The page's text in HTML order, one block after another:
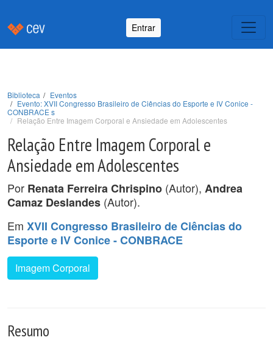
Entrar
Biblioteca
Eventos
Evento: XVII Congresso Brasileiro de Ciências do Esporte e IV Conice -
CONBRACE s
Relação Entre Imagem Corporal e Ansiedade em Adolescentes
Relação Entre Imagem Corporal e
Ansiedade em Adolescentes
Por Renata Ferreira Chrispino (Autor), Andrea
Camaz Deslandes (Autor).
Em XVII Congresso Brasileiro de Ciências do
Esporte e IV Conice - CONBRACE
Imagem Corporal
Resumo